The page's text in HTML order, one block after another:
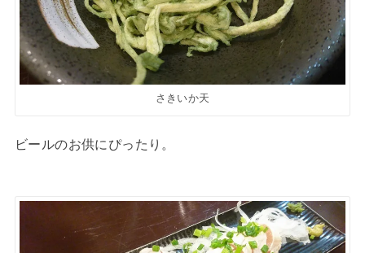
さきいか天
ビールのお供にぴったり。